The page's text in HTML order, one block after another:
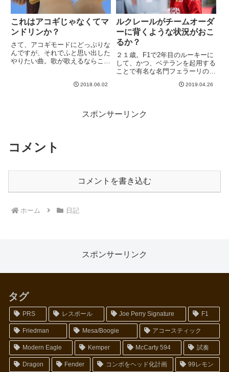
これはアコギじゃなくてマ
ンドリンか？
さて、アコギモードにどっぷりな
んですが、それでふと思い出した
やりたい曲。歌が歌えるならこれ
かで１回くらい書いたかもです
2018.06.02
ルクレールがチームオーダ
ーに背くような状況がおこ
るか？
２１歳。F1で2年目のルーキーに
して、かつ、ベテランを起用する
ことで有名な名門フェラーリのレ
をうけたシャルル・ルクレール。
な。４度のチャンピオンである
ベ...
2019.04.26
スポンサーリンク
コメント
コメントを書き込む
ホーム 日記
スポンサーリンク
タグ
PRS レスポール Joe Perry Signature F1
Friedman Mesa/Boogie アコースティック
Modern Eagle Kemper McCarty 594 試奏
Dragon Fender コンボをヘッド化計画 99レモン